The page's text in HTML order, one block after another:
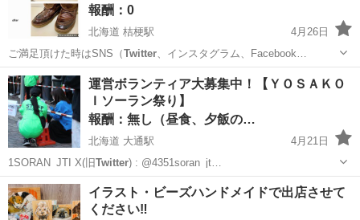
報酬：0
北海道 桔梗駅
4月26日
ご満足頂けた時はSNS（Twitter、インスタグラム、Facebook…
北海道 函館市 桔梗駅 手伝いたい/助けたい
運営ボランティア大募集中！【ＹＯＳＡＫＯ
Ｉソーラン祭り】
報酬：無し（昼食、夕飯の…
北海道 大通駅
4月21日
1SORAN_JTI X(旧Twitter) : @4351soran_jt…
北海道 札幌市 大通駅 手伝って/助けて QRコード
イラスト・ビーズハンドメイドで出店させて
ください‼️